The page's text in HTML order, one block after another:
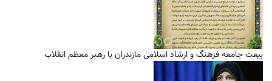
بیعت جامعه فرهنگ و ارشاد اسلامی مازندران با رهبر معظم انقلاب